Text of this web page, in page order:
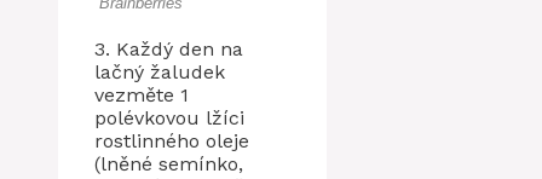
3. Každý den na
lačný žaludek
vezměte 1
polévkovou lžíci
rostlinného oleje
(lněné semínko,